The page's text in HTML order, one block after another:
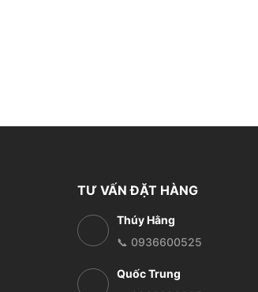
TƯ VẤN ĐẶT HÀNG
Thúy Hằng
📞 0936600525
Quốc Trung